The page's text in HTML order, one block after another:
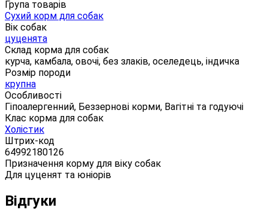
Група товарів
Сухий корм для собак
Вік собак
цуценята
Склад корма для собак
курча, камбала, овочі, без злаків, оселедець, індичка
Розмір породи
крупна
Особливості
Гіпоалергенний, Беззернові корми, Вагітні та годуючі
Клас корма для собак
Холістик
Штрих-код
64992180126
Призначення корму для віку собак
Для цуценят та юніорів
Відгуки